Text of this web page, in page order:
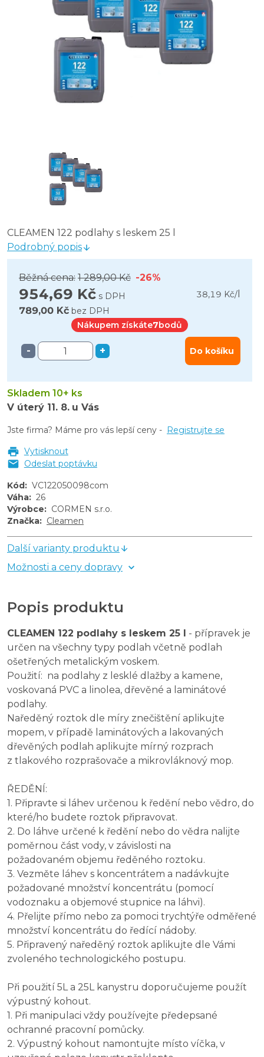
CLEAMEN 122 podlahy s leskem 25 l
Podrobný popis
Běžná cena: 1 289,00 Kč -26%
954,69 Kč s DPH 38,19 Kč/
789,00 Kč bez DPH
Nákupem získáte7bodů
- + Do košíku
Skladem 10+ ks
V úterý 11. 8. u Vás
Jste firma? Máme pro vás lepší ceny - Registrujte se
Vytisknout
Odeslat poptávku
Kód: VC122050098com
Váha: 26
Výrobce: CORMEN s.r.o.
Značka: Cleamen
Další varianty produktu
Možnosti a ceny dopravy
Popis produktu
CLEAMEN 122 podlahy s leskem 25 l - přípravek je
určen na všechny typy podlah včetně podlah
ošetřených metalickým voskem.
Použití: na podlahy z lesklé dlažby a kamene,
voskovaná PVC a linolea, dřevěné a laminátové
podlahy.
Naředěný roztok dle míry znečištění aplikujte
mopem, v případě laminátových a lakovaných
dřevěných podlah aplikujte mírný rozprach
z tlakového rozprašovače a mikrovláknový mop.
ŘEDĚNÍ:
1. Připravte si láhev určenou k ředění nebo vědro, do
které/ho budete roztok připravovat.
2. Do láhve určené k ředění nebo do vědra nalijte
poměrnou část vody, v závislosti na
požadovaném objemu ředěného roztoku.
3. Vezměte láhev s koncentrátem a nadávkujte
požadované množství koncentrátu (pomocí
vodoznaku a objemové stupnice na láhvi).
4. Přelijte přímo nebo za pomoci trychtýře odměřené
množství koncentrátu do ředící nádoby.
5. Připravený naředěný roztok aplikujte dle Vámi
zvoleného technologického postupu.
Při použití 5L a 25L kanystru doporučujeme použít
výpustný kohout.
1. Při manipulaci vždy používejte předepsané
ochranné pracovní pomůcky.
2. Výpustný kohout namontujte místo víčka, v